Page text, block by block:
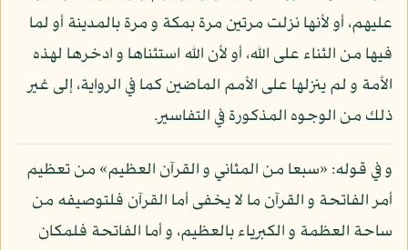
عليهم، أو لأنها نزلت مرتين مرة بمكة و مرة بالمدينة أو لما
فيها من الثناء على الله، أو لأن الله استثناها و ادخرها لهذه
الأمة و لم ينزلها على الأمم الماضين كما في الرواية، إلى غير
ذلك من الوجوه المذكورة في التفاسير.
و في قوله: «سبعا من المثاني و القرآن العظيم» من تعظيم
أمر الفاتحة و القرآن ما لا يخفى أما القرآن فلتوصيفه من
ساحة العظمة و الكبرياء بالعظيم، و أما الفاتحة فلمكان